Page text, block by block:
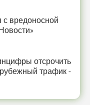
с вредоносной
отсрочить
трафик -